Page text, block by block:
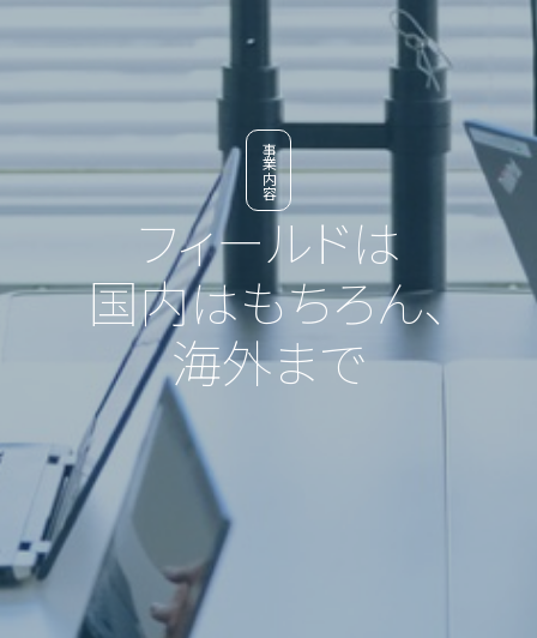
事業内容
フィールドは
国内はもちろん、
海外まで